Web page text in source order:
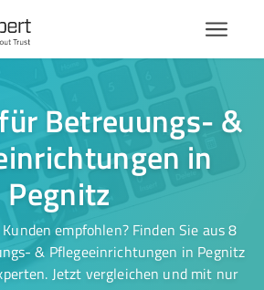
Betreuungs- &
in
Pegnitz
empfohlen? Finden Sie aus 8
& Pflegeeinrichtungen in Pegnitz
Jetzt vergleichen und mit nur